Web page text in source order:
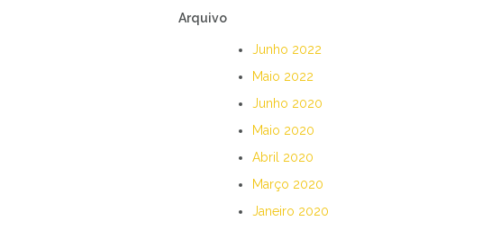
Arquivo
Junho 2022
Maio 2022
Junho 2020
Maio 2020
Abril 2020
Março 2020
Janeiro 2020